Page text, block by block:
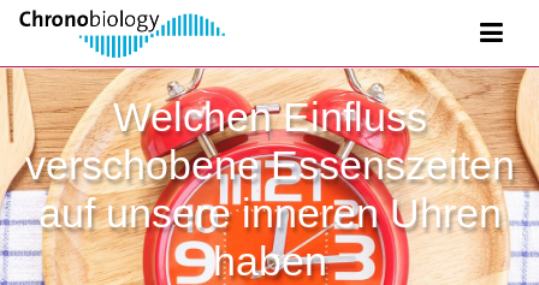
Welchen Einfluss
verschobene Essenszeiten
auf unsere inneren Uhren
haben